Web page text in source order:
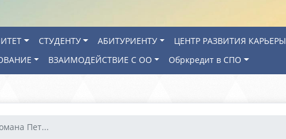
СТУДЕНТУ АБИТУРИЕНТУ ЦЕНТР РАЗВИТИЯ КАРЬЕРЫ
ВЗАИМОДЕЙСТВИЕ С ОО Обркредит в СПО
Пет...